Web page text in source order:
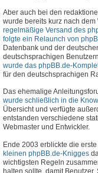
Aber auch bei den
wurde bereits kurz nach
regelmäßige Versand des
folgte ein Relaunch von
Datenbank und der
deutschsprachigen
wurde das phpBB.de-
für den deutschsprachigen
Das ehemalige
wurde schließlich in die
Übersicht und verfügte
entstanden verschiedene
Webmaster und Entwickler.
Ende 2003 erblickte die
kleinen phpBB.de-Knigges
wichtigsten Regeln
halten sollte, damit